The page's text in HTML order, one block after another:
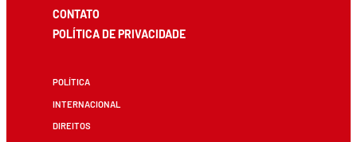
CONTATO
POLÍTICA DE PRIVACIDADE
POLÍTICA
INTERNACIONAL
DIREITOS